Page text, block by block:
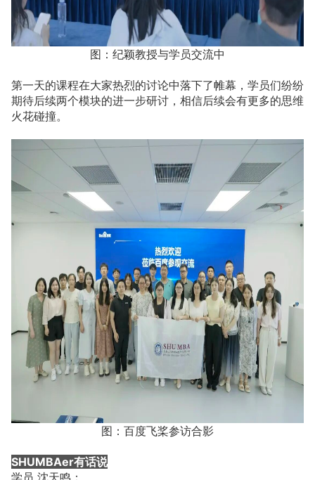
图：纪颖教授与学员交流中
第一天的课程在大家热烈的讨论中落下了帷幕，学员们纷纷
期待后续两个模块的进一步研讨，相信后续会有更多的思维
火花碰撞。
图：百度飞桨参访合影
SHUMBAer有话说
学员 沈天鸣：